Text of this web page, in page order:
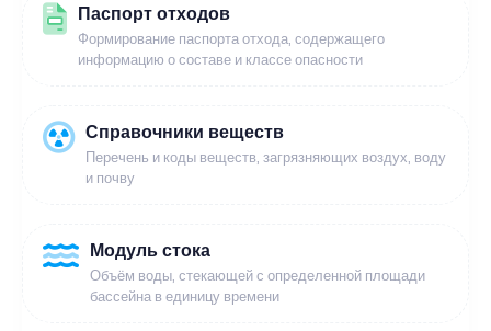
Паспорт отходов
Формирование паспорта отхода, содержащего
информацию о составе и классе опасности
Справочники веществ
Перечень и коды веществ, загрязняющих воздух, воду
и почву
Модуль стока
Объём воды, стекающей с определенной площади
бассейна в единицу времени